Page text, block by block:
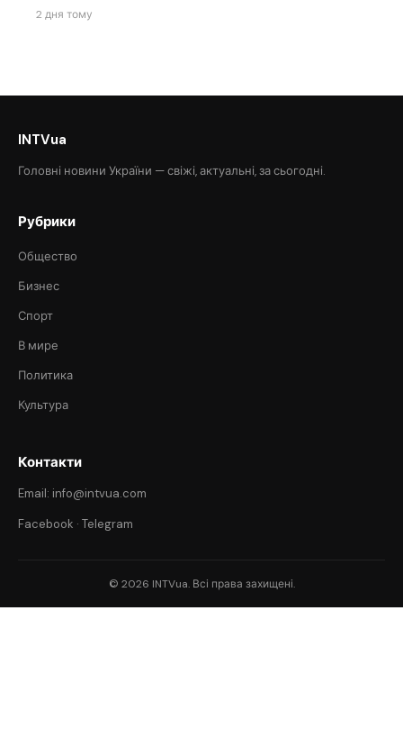
2 дня тому
INTVua
Головні новини України — свіжі, актуальні, за сьогодні.
Рубрики
Общество
Бизнес
Спорт
В мире
Политика
Культура
Контакти
Email: info@intvua.com
Facebook · Telegram
© 2026 INTVua. Всі права захищені.